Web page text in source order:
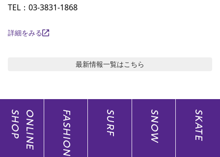
TEL：03-3831-1868
詳細をみる
最新情報一覧はこちら
ONLINE
SHOP FASHION SURF SNOW SKATE